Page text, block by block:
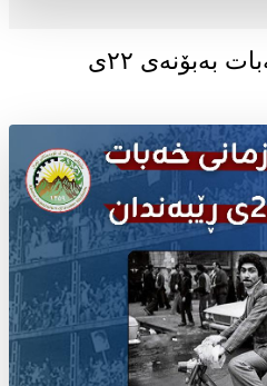
پەیامی سازمانی خەبات بەبۆنەی ۲۲ی